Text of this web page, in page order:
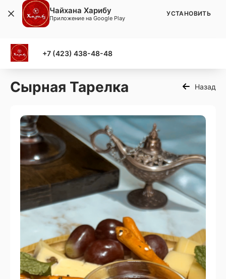
+7 (423) 438-48-48
Сырная Тарелка Назад
Чайхана Харибу
Приложение на Google Play
УСТАНОВИТЬ